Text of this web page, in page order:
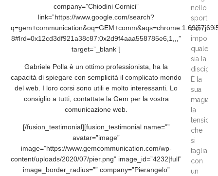
company=”Chiodini Cornici”
link=”https://www.google.com/search?
8#lrd=0x12cd3df921a38c87:0x2d9f4aaa558785e6,1,,,”
target=”_blank”]
Gabriele Polla è un ottimo professionista, ha la
capacità di spiegare con semplicità il complicato mondo
del web. I loro corsi sono utili e molto interessanti. Lo
consiglio a tutti, contattate la Gem per la vostra
comunicazione web.
[/fusion_testimonial][fusion_testimonial name=””
avatar=”image”
image=”https://www.gemcommunication.com/wp-
content/uploads/2020/07/pier.png” image_id=”4232|full”
image_border_radius=”” company=”Pierangelo”
nello
sport,
non
importa
quale
sia la
È la
sua
magia,
la
tensione
che
si
taglia
con
un